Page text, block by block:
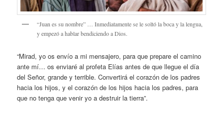
“Juan es su nombre” … Inmediatamente se le soltó la boca y la lengua,
y empezó a hablar bendiciendo a Dios.
“Mirad, yo os envío a mi mensajero, para que prepare el camino
ante mí… os enviaré al profeta Elías antes de que llegue el día
del Señor, grande y terrible. Convertirá el corazón de los padres
hacia los hijos, y el corazón de los hijos hacia los padres, para
que no tenga que venir yo a destruir la tierra”.